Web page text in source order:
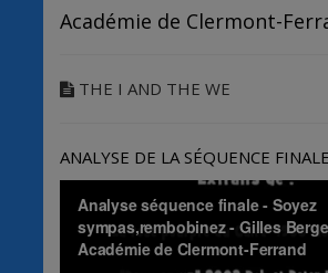
Académie de Clermont-
THE I AND THE WE
ANALYSE DE LA SÉQUENCE